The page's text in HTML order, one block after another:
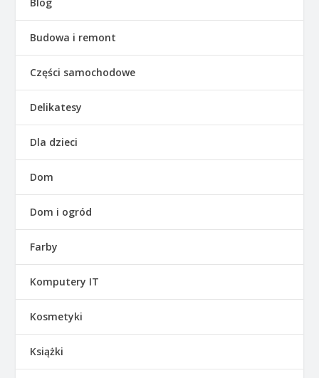
Budowa i remont
Części samochodowe
Delikatesy
Dla dzieci
Dom
Dom i ogród
Farby
Komputery IT
Kosmetyki
Książki